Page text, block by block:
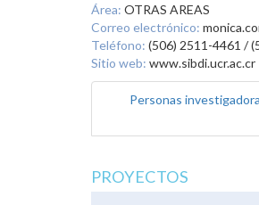
Área: OTRAS AREAS
Correo electrónico:
Teléfono: (506) 2511-4461 /
Sitio web: www.sibdi.ucr.ac.cr
Personas
PROYECTOS